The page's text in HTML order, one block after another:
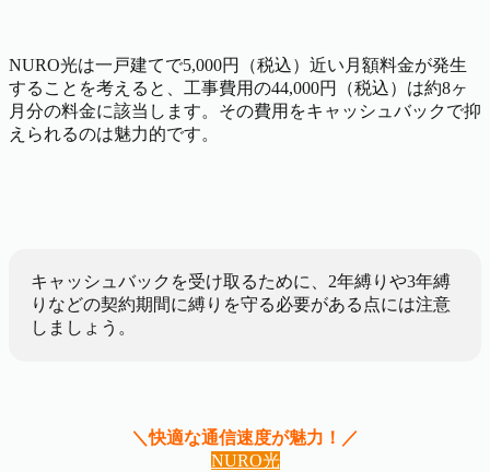
NURO光は一戸建てで5,000円（税込）近い月額料金が発生
することを考えると、工事費用の44,000円（税込）は約8ヶ
月分の料金に該当します。その費用をキャッシュバックで抑
えられるのは魅力的です。
キャッシュバックを受け取るために、2年縛りや3年縛
りなどの契約期間に縛りを守る必要がある点には注意
しましょう。
＼快適な通信速度が魅力！／
NURO光